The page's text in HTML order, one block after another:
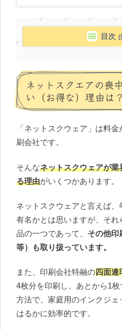
目次
ネットスクエアの喪
い（お得な）理由は？
「ネットスクウェア」は料
刷会社です。
そんなネットスクウェアが
る理由がいくつかあります。
ネットスクウェアと言えば
有名かとは思いますが、そ
品の一つであって、 その他印
等）も取り扱っています。
また、印刷会社特融の四面連
4枚分を印刷し、あとから1枚
方法で、家庭用のインクジェ
はるかに効率的です。